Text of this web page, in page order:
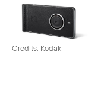
Credits: Kodak